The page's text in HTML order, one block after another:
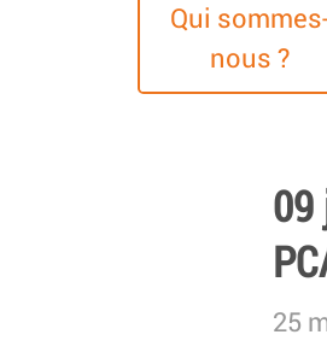
Qui
nous ?
09
25